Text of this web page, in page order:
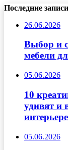
Последние записи
26.06.2026
Выбор и
мебели
05.06.2026
10
удивят и
интерьере
05.06.2026